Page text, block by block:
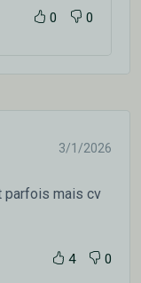
0 0
3/1/2026
parfois mais cv
4 0